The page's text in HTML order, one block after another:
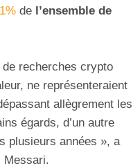
de l’ensemble de
recherches crypto
ne représenteraient
allègrement les
égards, d’un autre
plusieurs années », a
Messari.